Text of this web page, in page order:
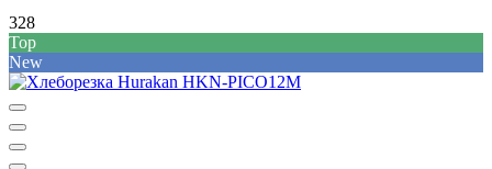
328
Top
New